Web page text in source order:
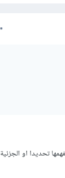
تحديدا او الجزئية